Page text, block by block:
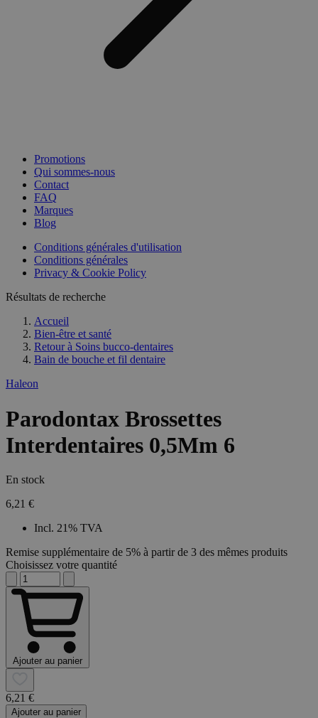
Promotions
Qui sommes-nous
Contact
FAQ
Marques
Blog
Conditions générales d'utilisation
Conditions générales
Privacy & Cookie Policy
Résultats de recherche
Accueil
Bien-être et santé
Retour à Soins bucco-dentaires
Bain de bouche et fil dentaire
Haleon
Parodontax Brossettes
Interdentaires 0,5Mm 6
En stock
6,21 €
Incl. 21% TVA
Remise supplémentaire de 5% à partir de 3 des mêmes produits
Choisissez votre quantité
Ajouter au panier
6,21 €
Ajouter au panier